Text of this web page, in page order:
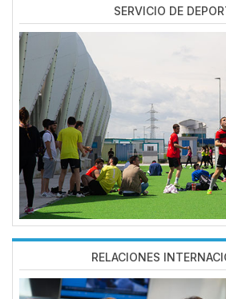
SERVICIO DE
Imagen
RELACIONES